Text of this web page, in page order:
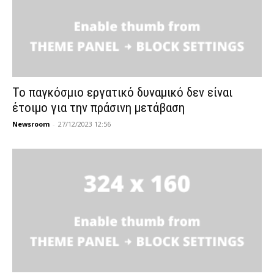
Το παγκόσμιο εργατικό δυναμικό δεν είναι
έτοιμο για την πράσινη μετάβαση
Newsroom - 27/12/2023 12:56